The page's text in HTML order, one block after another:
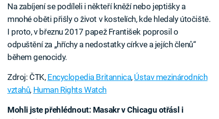
Na zabíjení se podíleli i někteří kněží nebo jeptišky a
mnohé oběti přišly o život v kostelích, kde hledaly útočiště.
I proto, v březnu 2017 papež František poprosil o
odpuštění za „hříchy a nedostatky církve a jejích členů“
během genocidy.
Zdroj: ČTK, Encyclopedia Britannica, Ústav mezinárodních
vztahů, Human Rights Watch
Mohli jste přehlédnout: Masakr v Chicagu otřásl i